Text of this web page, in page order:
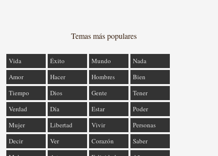
Temas más populares
Vida Éxito Mundo
Nada
Amor
Hacer Hombres
Bien
Tiempo
Dios Gente
Tener
Verdad
Día Estar
Poder
Mujer
Libertad Vivir
Personas
Decir
Ver Corazón
Saber